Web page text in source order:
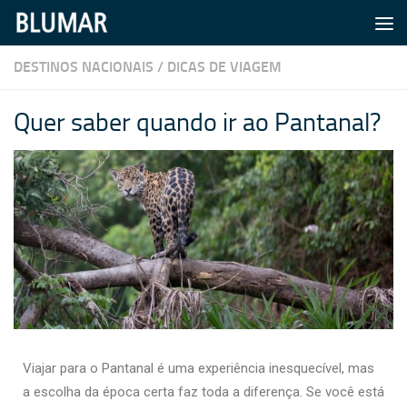
Skip to content
DESTINOS NACIONAIS / DICAS DE VIAGEM
Quer saber quando ir ao Pantanal?
Viajar para o Pantanal é uma experiência inesquecível, mas
a escolha da época certa faz toda a diferença. Se você está